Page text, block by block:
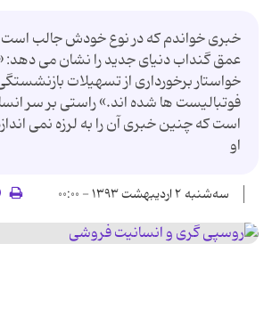
خبری خواندم که در نوع خودش جالب
عمق گنداب دنیای جدید را نشان می دهد:
خواستار برخورداری از تسهیلات
فوتبالیست ها شده اند.» راستی بر سر
است که چنین خبری آن را به لرزه نمی
او
سه‌شنبه ۲ اردیبهشت ۱۳۹۳ - ۰۰:۰۰